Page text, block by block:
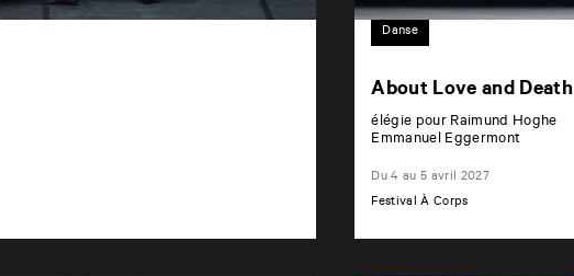
Danse
About Love and Death
élégie pour Raimund Hoghe
Emmanuel Eggermont
Du 4 au 5 avril 2027
Festival À Corps